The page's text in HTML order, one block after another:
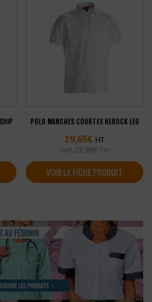
POLO MANCHES COURTES HEROCK LEO
19,65€ HT
soit 23,58€ TTC
VOIR LA FICHE PRODUIT